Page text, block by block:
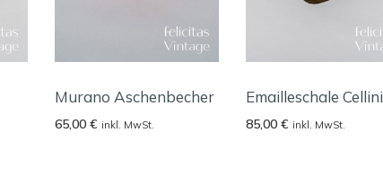
Murano Aschenbecher
65,00€ inkl. MwSt.
Emailleschale Cellini
85,00€ inkl. MwSt.